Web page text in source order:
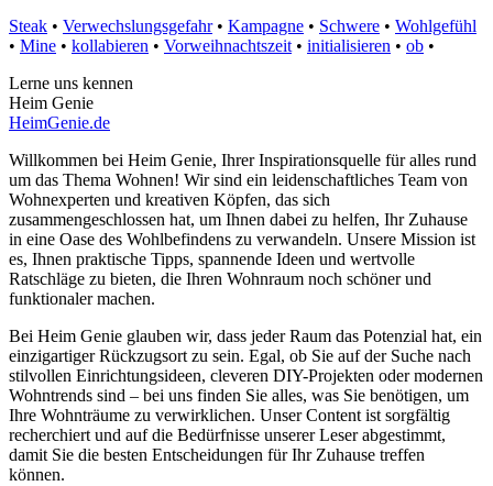
Steak • Verwechslungsgefahr• Kampagne • Schwere • Wohlgefühl
• Mine • kollabieren • Vorweihnachtszeit • initialisieren • ob •
Lerne uns kennen
Heim Genie
HeimGenie.de
Willkommen bei Heim Genie, Ihrer Inspirationsquelle für alles rund
um das Thema Wohnen! Wir sind ein leidenschaftliches Team von
Wohnexperten und kreativen Köpfen, das sich
zusammengeschlossen hat, um Ihnen dabei zu helfen, Ihr Zuhause
in eine Oase des Wohlbefindens zu verwandeln. Unsere Mission ist
es, Ihnen praktische Tipps, spannende Ideen und wertvolle
Ratschläge zu bieten, die Ihren Wohnraum noch schöner und
funktionaler machen.
Bei Heim Genie glauben wir, dass jeder Raum das Potenzial hat, ein
einzigartiger Rückzugsort zu sein. Egal, ob Sie auf der Suche nach
stilvollen Einrichtungsideen, cleveren DIY-Projekten oder modernen
Wohntrends sind – bei uns finden Sie alles, was Sie benötigen, um
Ihre Wohnträume zu verwirklichen. Unser Content ist sorgfältig
recherchiert und auf die Bedürfnisse unserer Leser abgestimmt,
damit Sie die besten Entscheidungen für Ihr Zuhause treffen
können.